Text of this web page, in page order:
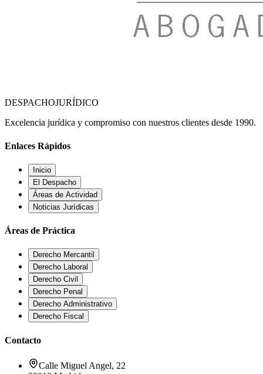
DESPACHOJURÍDICO
Excelencia jurídica y compromiso con nuestros clientes desde 1990.
Enlaces Rápidos
Inicio
El Despacho
Áreas de Actividad
Noticias Jurídicas
Áreas de Práctica
Derecho Mercantil
Derecho Laboral
Derecho Civil
Derecho Penal
Derecho Administrativo
Derecho Fiscal
Contacto
Calle Miguel Angel, 22